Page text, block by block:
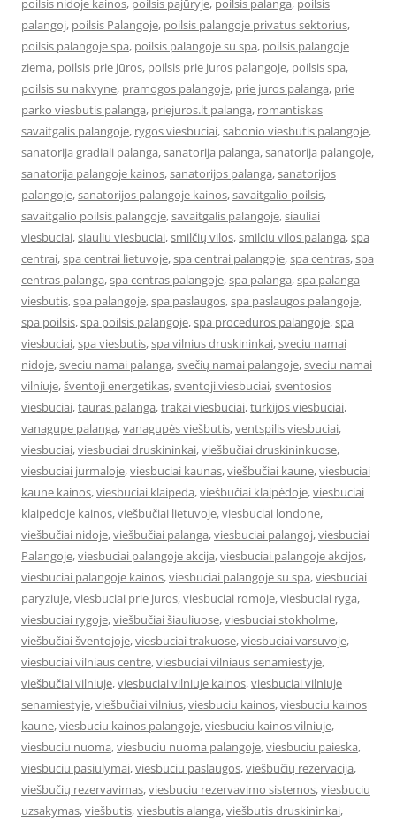
poilsis nidoje kainos, poilsis pajūryje, poilsis palanga, poilsis
palangoj, poilsis Palangoje, poilsis palangoje privatus sektorius,
poilsis palangoje spa, poilsis palangoje su spa, poilsis palangoje
ziema, poilsis prie jūros, poilsis prie juros palangoje, poilsis spa,
poilsis su nakvyne, pramogos palangoje, prie juros palanga, prie
parko viesbutis palanga, priejuros.lt palanga, romantiskas
savaitgalis palangoje, rygos viesbuciai,sabonio viesbutis palangoje,
sanatorija gradiali palanga,sanatorija palanga,sanatorija palangoje,
sanatorija palangoje kainos,sanatorijos palanga,sanatorijos
palangoje,sanatorijos palangoje kainos,savaitgalio poilsis,
savaitgalio poilsis palangoje,savaitgalis palangoje,siauliai
viesbuciai,siauliu viesbuciai,smilčių vilos,smilciu vilos palanga,spa
centrai,spa centrai lietuvoje,spa centrai palangoje,spa centras,spa
centras palanga,spa centras palangoje,spa palanga,spa palanga
viesbutis,spa palangoje,spa paslaugos,spa paslaugos palangoje,
spa poilsis,spa poilsis palangoje,spa proceduros palangoje,spa
viesbuciai,spa viesbutis,spa vilnius druskininkai,sveciu namai
nidoje,sveciu namai palanga,svečių namai palangoje,sveciu namai
vilniuje,šventoji energetikas,sventoji viesbuciai,sventosios
viesbuciai,tauras palanga,trakai viesbuciai,turkijos viesbuciai,
vanagupe palanga,vanagupės viešbutis,ventspilis viesbuciai,
viesbuciai,viesbuciai druskininkai,viešbučiai druskininkuose,
viesbuciai jurmaloje,viesbuciai kaunas,viešbučiai kaune,viesbuciai
kaune kainos,viesbuciai klaipeda,viešbučiai klaipėdoje,viesbuciai
klaipedoje kainos,viešbučiai lietuvoje,viesbuciai londone,
viešbučiai nidoje,viešbučiai palanga,viesbuciai palangoj,viesbuciai
Palangoje,viesbuciai palangoje akcija,viesbuciai palangoje akcijos,
viesbuciai palangoje kainos,viesbuciai palangoje su spa,viesbuciai
paryziuje,viesbuciai prie juros,viesbuciai romoje,viesbuciai ryga,
viesbuciai rygoje,viešbučiai šiauliuose,viesbuciai stokholme,
viešbučiai šventojoje,viesbuciai trakuose,viesbuciai varsuvoje,
viesbuciai vilniaus centre,viesbuciai vilniaus senamiestyje,
viešbučiai vilniuje,viesbuciai vilniuje kainos,viesbuciai vilniuje
senamiestyje,viešbučiai vilnius,viesbuciu kainos,viesbuciu kainos
kaune,viesbuciu kainos palangoje,viesbuciu kainos vilniuje,
viesbuciu nuoma,viesbuciu nuoma palangoje,viesbuciu paieska,
viesbuciu pasiulymai,viesbuciu paslaugos,viešbučių rezervacija,
viešbučių rezervavimas,viesbuciu rezervavimo sistemos,viesbuciu
uzsakymas,viešbutis,viesbutis alanga,viešbutis druskininkai,